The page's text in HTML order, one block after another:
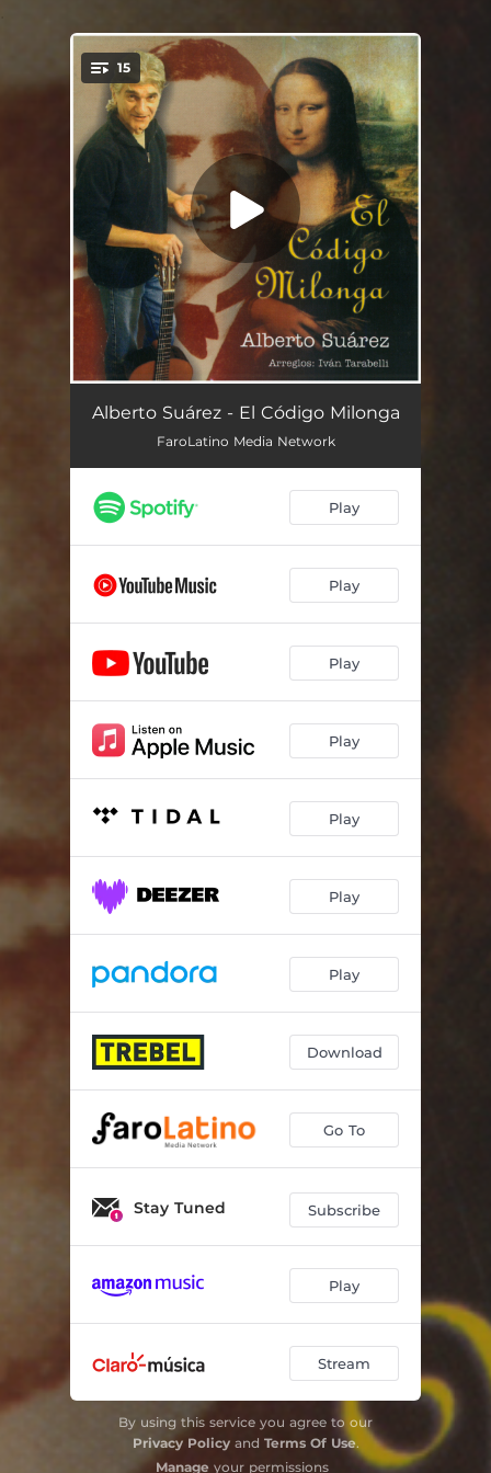
You're all set!
15
Aire Puro 03:20
El Escozor
Manifiesto de la Rita 02:40
La Honestidad 03:20
Preservativo o Castidad 03:23
El Juramento 02:40
El Plato 03:01
03:49
Ilusión de Carnaval (feat. Jorge Fandermole) 03:53
El Código Milonga 03:01
El Novio 03:32
La Moto
Penúltimo Café 05:19
Alberto Suárez - El Código Milonga
FaroLatino Media Network
Play
Play
Play
Play
Play
Play
Play
Download
Go To
Stay Tuned Subscribe
Play
Stream
By using this service you agree to our
Privacy Policyand Terms Of Use.
Manage your permissions